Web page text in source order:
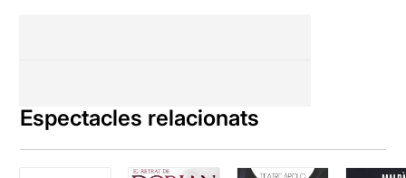
Espectacles relacionats